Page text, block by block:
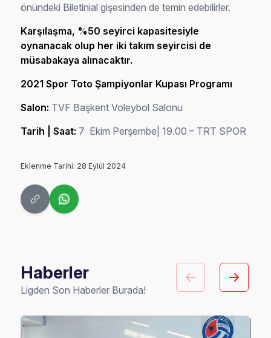
önündeki Biletinial gişesinden de temin edebilirler.
Karşılaşma, %50 seyirci kapasitesiyle
oynanacak olup her iki takım seyircisi de
müsabakaya alınacaktır.
2021 Spor Toto Şampiyonlar Kupası Programı
Salon: TVF Başkent Voleybol Salonu
Tarih | Saat: 7 Ekim Perşembe| 19.00 – TRT SPOR
Eklenme Tarihi: 28 Eylül 2024
Haberler
Ligden Son Haberler Burada!